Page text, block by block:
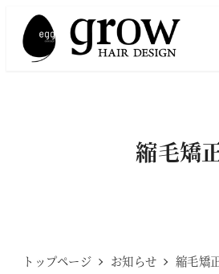
縮毛矯
トップページ お知らせ 縮毛矯